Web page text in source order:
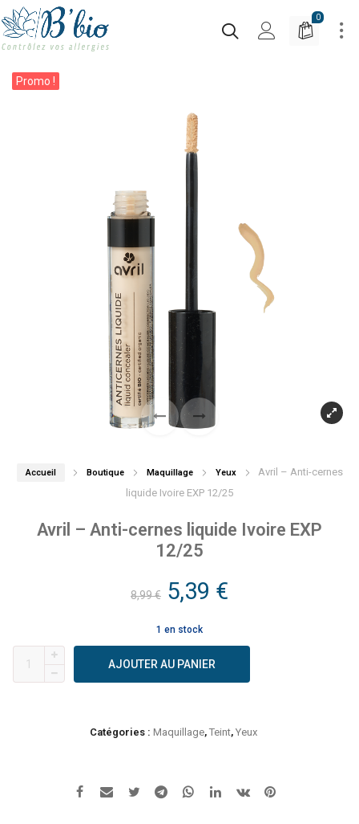
0
Promo !
Accueil Boutique Maquillage Yeux
Avril – Anti-cernes
liquide Ivoire EXP 12/25
Avril – Anti-cernes liquide Ivoire EXP
12/25
8,99€ Le
prix
initial
8,99 €.
5,39 €
5,39 €.
1 en stock
quantité
de
AJOUTER AU PANIER
Catégories : Maquillage, Teint, Yeux